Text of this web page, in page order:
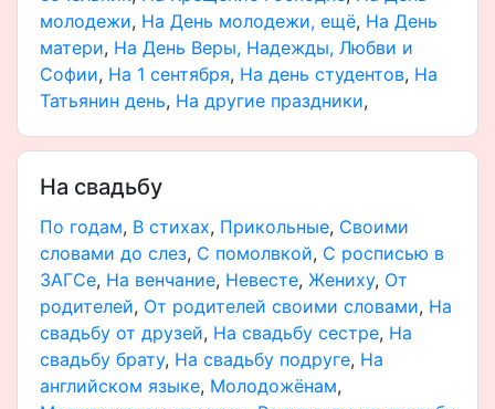
молодежи, На День молодежи, ещё, На День
матери, На День Веры, Надежды, Любви и
Софии, На 1 сентября, На день студентов, На
Татьянин день, На другие праздники,
На свадьбу
По годам, В стихах, Прикольные, Своими
словами до слез, С помолвкой, С росписью в
ЗАГСе, На венчание, Невесте, Жениху, От
родителей, От родителей своими словами, На
свадьбу от друзей, На свадьбу сестре, На
свадьбу брату, На свадьбу подруге, На
английском языке, Молодожёнам,